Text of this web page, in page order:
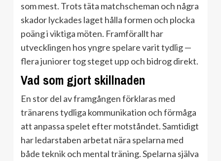
som mest. Trots täta matchscheman och några
skador lyckades laget hålla formen och plocka
poäng i viktiga möten. Framförallt har
utvecklingen hos yngre spelare varit tydlig —
flera juniorer tog steget upp och bidrog direkt.
Vad som gjort skillnaden
En stor del av framgången förklaras med
tränarens tydliga kommunikation och förmåga
att anpassa spelet efter motståndet. Samtidigt
har ledarstaben arbetat nära spelarna med
både teknik och mental träning. Spelarna själva